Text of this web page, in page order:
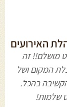
האירועים
מושלם!! זה
המקום ושל
בהכל.
שלמות!